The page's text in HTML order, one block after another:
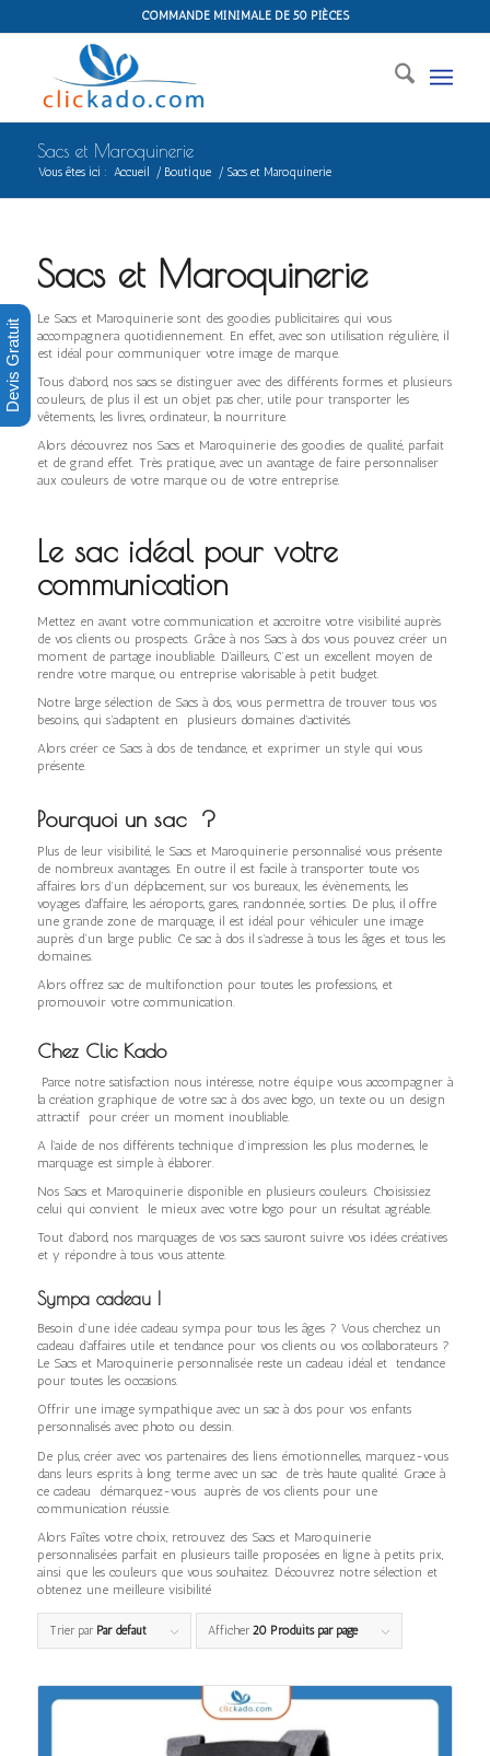
COMMANDE MINIMALE DE 50 PIÈCES
Sacs et Maroquinerie
Vous êtes ici : Accueil / Boutique / Sacs et Maroquinerie
Sacs et Maroquinerie
Le Sacs et Maroquinerie sont des goodies publicitaires qui vous
accompagnera quotidiennement. En effet, avec son utilisation régulière, il
est idéal pour communiquer votre image de marque.
Tous d’abord, nos sacs se distinguer avec des différents formes et plusieurs
couleurs, de plus il est un objet pas cher, utile pour transporter les
vêtements, les livres, ordinateur, la nourriture.
Alors découvrez nos Sacs et Maroquinerie des goodies de qualité, parfait
et de grand effet. Très pratique, avec un avantage de faire personnaliser
aux couleurs de votre marque ou de votre entreprise.
Le sac idéal pour votre
communication
Mettez en avant votre communication et accroitre votre visibilité auprès
de vos clients ou prospects. Grâce à nos Sacs à dos vous pouvez créer un
moment de partage inoubliable. D’ailleurs, C’est un excellent moyen de
rendre votre marque, ou entreprise valorisable à petit budget.
Notre large sélection de Sacs à dos, vous permettra de trouver tous vos
besoins, qui s’adaptent en plusieurs domaines d’activités.
Alors créer ce Sacs à dos de tendance, et exprimer un style qui vous
présente.
Pourquoi un sac ?
Plus de leur visibilité, le Sacs et Maroquinerie personnalisé vous présente
de nombreux avantages. En outre il est facile à transporter toute vos
affaires lors d’un déplacement, sur vos bureaux, les évènements, les
voyages d’affaire, les aéroports, gares, randonnée, sorties. De plus, il offre
une grande zone de marquage, il est idéal pour véhiculer une image
auprès d’un large public. Ce sac à dos il s’adresse à tous les âges et tous les
domaines.
Alors offrez sac de multifonction pour toutes les professions, et
promouvoir votre communication.
Chez Clic Kado
Parce notre satisfaction nous intéresse, notre équipe vous accompagner à
la création graphique de votre sac à dos avec logo, un texte ou un design
attractif pour créer un moment inoubliable.
A l’aide de nos différents technique d’impression les plus modernes, le
marquage est simple à élaborer.
Nos Sacs et Maroquinerie disponible en plusieurs couleurs. Choisissiez
celui qui convient le mieux avec votre logo pour un résultat agréable.
Tout d’abord, nos marquages de vos sacs sauront suivre vos idées créatives
et y répondre à tous vous attente.
Sympa cadeau !
Besoin d’une idée cadeau sympa pour tous les âges ? Vous cherchez un
cadeau d’affaires utile et tendance pour vos clients ou vos collaborateurs ?
Le Sacs et Maroquinerie personnalisée reste un cadeau idéal et tendance
pour toutes les occasions.
Offrir une image sympathique avec un sac à dos pour vos enfants
personnalisés avec photo ou dessin.
De plus, créer avec vos partenaires des liens émotionnelles, marquez-vous
dans leurs esprits à long terme avec un sac de très haute qualité. Grace à
ce cadeau démarquez-vous auprès de vos clients pour une
communication réussie.
Alors Faîtes votre choix, retrouvez des Sacs et Maroquinerie
personnalisées parfait en plusieurs taille proposées en ligne à petits prix,
ainsi que les couleurs que vous souhaitez. Découvrez notre sélection et
obtenez une meilleure visibilité
Trier par Par défaut Afficher 20 Produits par page
Devis Gratuit